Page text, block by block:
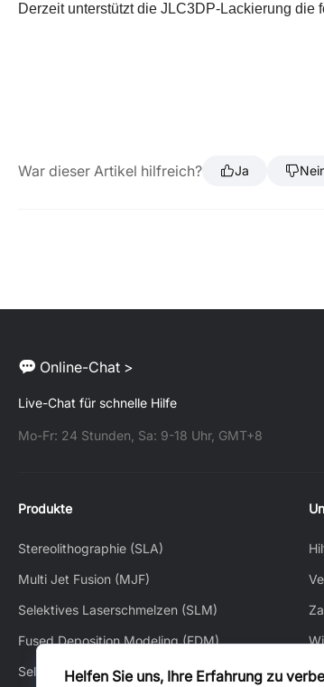
Derzeit unterstützt die JLC3DP-Lackierung die
War dieser Artikel hilfreich? Ja
Online-Chat >
Live-Chat für schnelle Hilfe
Mo-Fr: 24 Stunden, Sa: 9-18 Uhr, GMT+8
Produkte
Stereolithographie (SLA)
Multi Jet Fusion (MJF)
Selektives Laserschmelzen (SLM)
Fused Deposition Modeling (FDM)
Selektives Lasersintern (SLS)
Helfen Sie uns, Ihre Erfahrung zu